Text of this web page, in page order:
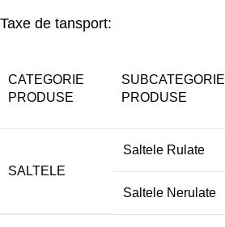
Taxe de tansport:
CATEGORIE
PRODUSE
SUBCATEGORIE
PRODUSE
SALTELE
Saltele Rulate
Saltele Nerulate